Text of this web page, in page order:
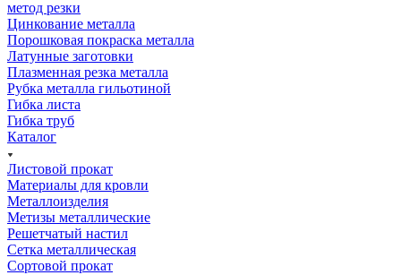
метод резки
Цинкование металла
Порошковая покраска металла
Латунные заготовки
Плазменная резка металла
Рубка металла гильотиной
Гибка листа
Гибка труб
Каталог
Листовой прокат
Материалы для кровли
Металлоизделия
Метизы металлические
Решетчатый настил
Сетка металлическая
Сортовой прокат